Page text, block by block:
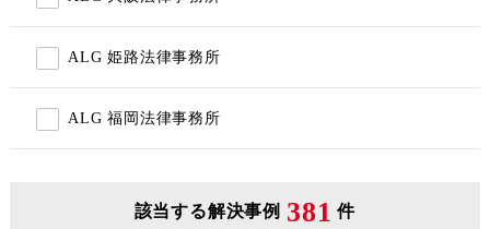
ALG 姫路法律事務所
ALG 福岡法律事務所
該当する解決事例 381 件